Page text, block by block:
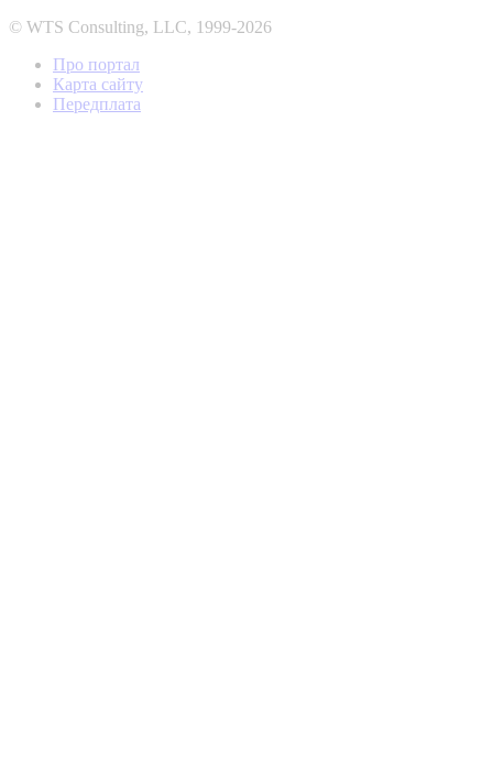
© WTS Consulting, LLC, 1999-2026
Про портал
Карта сайту
Передплата